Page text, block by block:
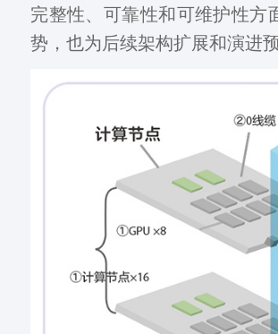
完整性、可靠性和可维护性方
势，也为后续架构扩展和演进